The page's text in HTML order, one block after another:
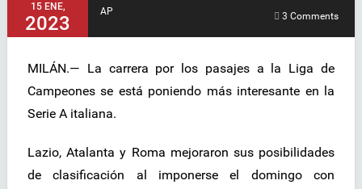
15 ENE,
2023
AP 3 Comments
MILÁN.— La carrera por los pasajes a la Liga de
Campeones se está poniendo más interesante en la
Serie A italiana.
Lazio, Atalanta y Roma mejoraron sus posibilidades
de clasificación al imponerse el domingo con